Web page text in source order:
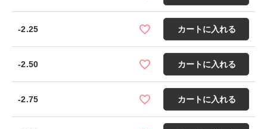
-2.25 カートに入れる
-2.50 カートに入れる
-2.75 カートに入れる